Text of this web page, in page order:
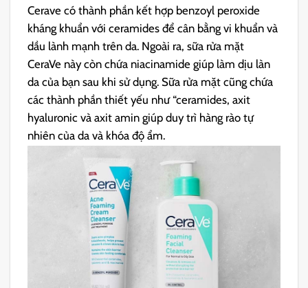
Cerave có thành phần kết hợp benzoyl peroxide
kháng khuẩn với ceramides để cân bằng vi khuẩn và
dầu lành mạnh trên da. Ngoài ra, sữa rửa mặt
CeraVe này còn chứa niacinamide giúp làm dịu làn
da của bạn sau khi sử dụng. Sữa rửa mặt cũng chứa
các thành phần thiết yếu như “ceramides, axit
hyaluronic và axit amin giúp duy trì hàng rào tự
nhiên của da và khóa độ ẩm.